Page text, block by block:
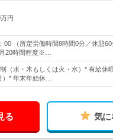
円
00 （所定労働時間8時間0分／休憩
20時間程度※…
（水・木もしくは火・水）* 有給休
）* 年末年始休…
る 気に